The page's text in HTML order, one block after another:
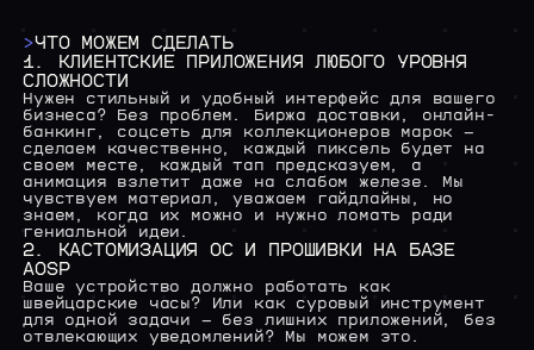
>СИСТЕМНАЯ ИНТЕГРАЦИЯ
/04 РАБОТА У НАС
>ВАКАНСИИ
>ЧТО МОЖЕМ СДЕЛАТЬ
1. КЛИЕНТСКИЕ ПРИЛОЖЕНИЯ ЛЮБОГО УРОВНЯ
СЛОЖНОСТИ
Нужен стильный и удобный интерфейс для вашего
бизнеса? Без проблем. Биржа доставки, онлайн-
банкинг, соцсеть для коллекционеров марок —
сделаем качественно, каждый пиксель будет на
своем месте, каждый тап предсказуем, а
анимация взлетит даже на слабом железе. Мы
чувствуем материал, уважаем гайдлайны, но
знаем, когда их можно и нужно ломать ради
гениальной идеи.
2. КАСТОМИЗАЦИЯ ОС И ПРОШИВКИ НА БАЗЕ
AOSP
Ваше устройство должно работать как
швейцарские часы? Или как суровый инструмент
для одной задачи — без лишних приложений, без
отвлекающих уведомлений? Мы можем это.